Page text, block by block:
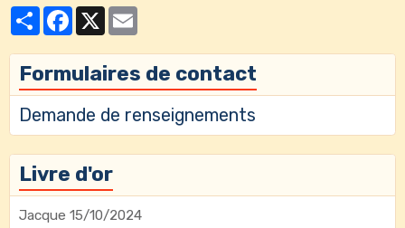
PartagerFacebook
X
Formulaires de contact
Demande de renseignements
Livre d'or
Jacque 15/10/2024